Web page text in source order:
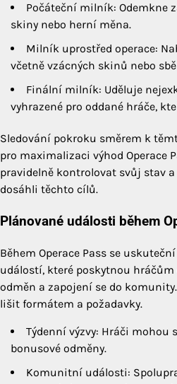
Počáteční milník: Odemkne
skiny nebo herní měna.
Milník uprostřed operace:
včetně vzácných skinů nebo
Finální milník: Uděluje
vyhrazené pro oddané hráče,
Sledování pokroku směrem k
pro maximalizaci výhod Operace
pravidelně kontrolovat svůj stav
dosáhli těchto cílů.
Plánované události během
Během Operace Pass se
událostí, které poskytnou
odměn a zapojení se do
lišit formátem a požadavky.
Týdenní výzvy: Hráči
bonusové odměny.
Komunitní události: